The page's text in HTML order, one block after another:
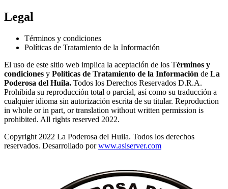
Legal
Términos y condiciones
Políticas de Tratamiento de la Información
El uso de este sitio web implica la aceptación de los Términos y
condiciones y Políticas de Tratamiento de la Información de La
Poderosa del Huila. Todos los Derechos Reservados D.R.A.
Prohibida su reproducción total o parcial, así como su traducción a
cualquier idioma sin autorización escrita de su titular. Reproduction
in whole or in part, or translation without written permission is
prohibited. All rights reserved 2022.
Copyright 2022 La Poderosa del Huila. Todos los derechos
reservados. Desarrollado porwww.asiserver.com